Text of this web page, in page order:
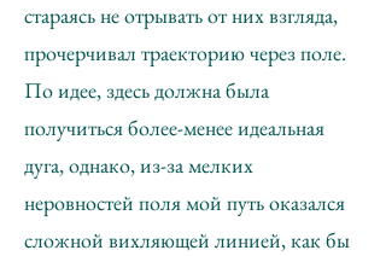
стараясь не отрывать от них взгляда,
прочерчивал траекторию через поле.
По идее, здесь должна была
получиться более-менее идеальная
дуга, однако, из-за мелких
неровностей поля мой путь оказался
сложной вихляющей линией, как бы